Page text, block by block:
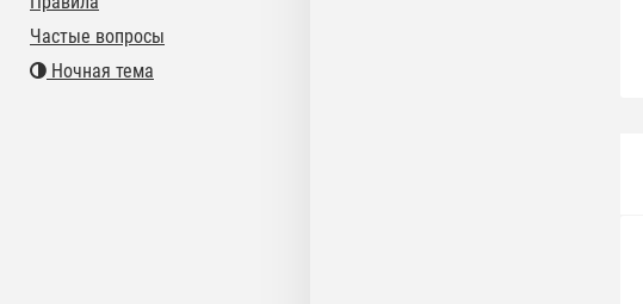
Частые вопросы
Ночная тема